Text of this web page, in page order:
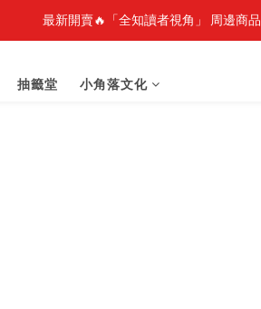
最新開賣🔥「全知讀者視角」 周邊商品
最新開賣🔥「全知讀者視角」 周邊商品
抽籤堂 小角落文化